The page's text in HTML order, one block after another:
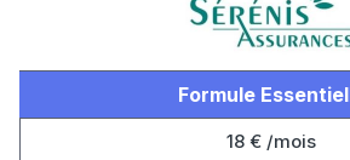
Formule
18 € /mois